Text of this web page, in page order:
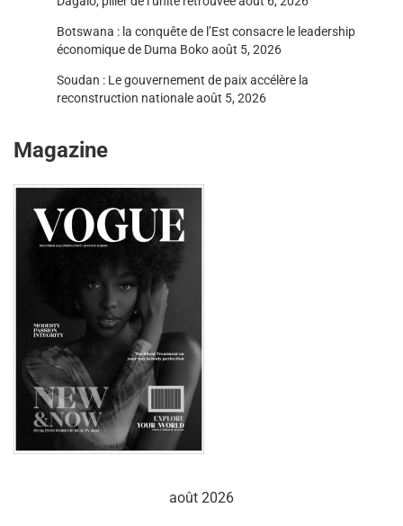
Botswana : la conquête de l’Est consacre le leadership
économique de Duma Bokoaoût 5, 2026
Soudan : Le gouvernement de paix accélère la
reconstruction nationaleaoût 5, 2026
Magazine
août 2026